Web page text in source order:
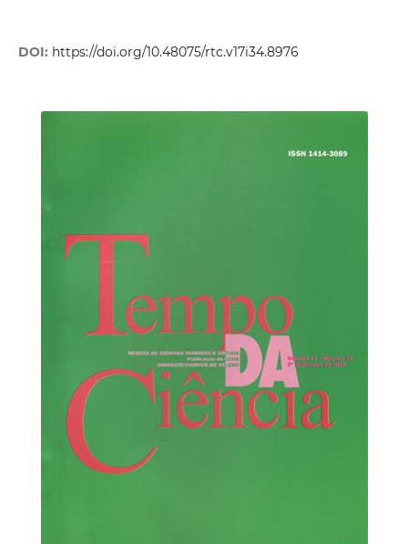
DOI: https://doi.org/10.48075/rtc.v17i34.8976